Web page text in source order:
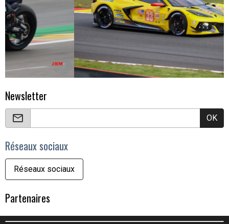
Newsletter
OK
Réseaux sociaux
Réseaux sociaux
Partenaires